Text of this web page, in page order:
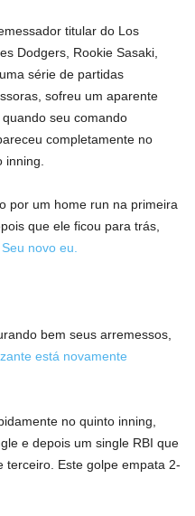
titular do Los
Dodgers, Rookie Sasaki,
série de partidas
sofreu um aparente
quando seu comando
completamente no
inning.
por um home run na primeira
que ele ficou para trás,
Seu novo eu.
bem seus arremessos,
está novamente
no quinto inning,
e depois um single RBI que
terceiro. Este golpe empata 2-